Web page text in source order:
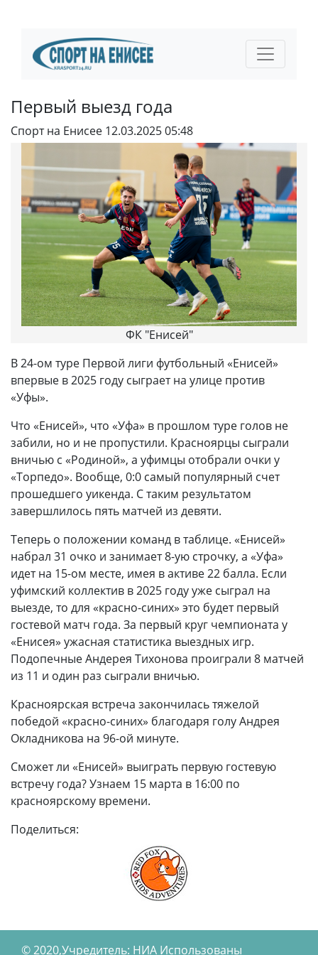
Первый выезд года
Спорт на Енисее 12.03.2025 05:48
ФК "Енисей"
В 24-ом туре Первой лиги футбольный «Енисей»
впервые в 2025 году сыграет на улице против
«Уфы».
Что «Енисей», что «Уфа» в прошлом туре голов не
забили, но и не пропустили. Красноярцы сыграли
вничью с «Родиной», а уфимцы отобрали очки у
«Торпедо». Вообще, 0:0 самый популярный счет
прошедшего уикенда. С таким результатом
завершлилось пять матчей из девяти.
Теперь о положении команд в таблице. «Енисей»
набрал 31 очко и занимает 8-ую строчку, а «Уфа»
идет на 15-ом месте, имея в активе 22 балла. Если
уфимский коллектив в 2025 году уже сыграл на
выезде, то для «красно-синих» это будет первый
гостевой матч года. За первый круг чемпионата у
«Енисея» ужасная статистика выездных игр.
Подопечные Андерея Тихонова проиграли 8 матчей
из 11 и один раз сыграли вничью.
Красноярская встреча закончилась тяжелой
победой «красно-синих» благодаря голу Андрея
Окладникова на 96-ой минуте.
Сможет ли «Енисей» выиграть первую гостевую
встречу года? Узнаем 15 марта в 16:00 по
красноярскому времени.
Поделиться:
© 2020,Учредитель: НИА Использованы